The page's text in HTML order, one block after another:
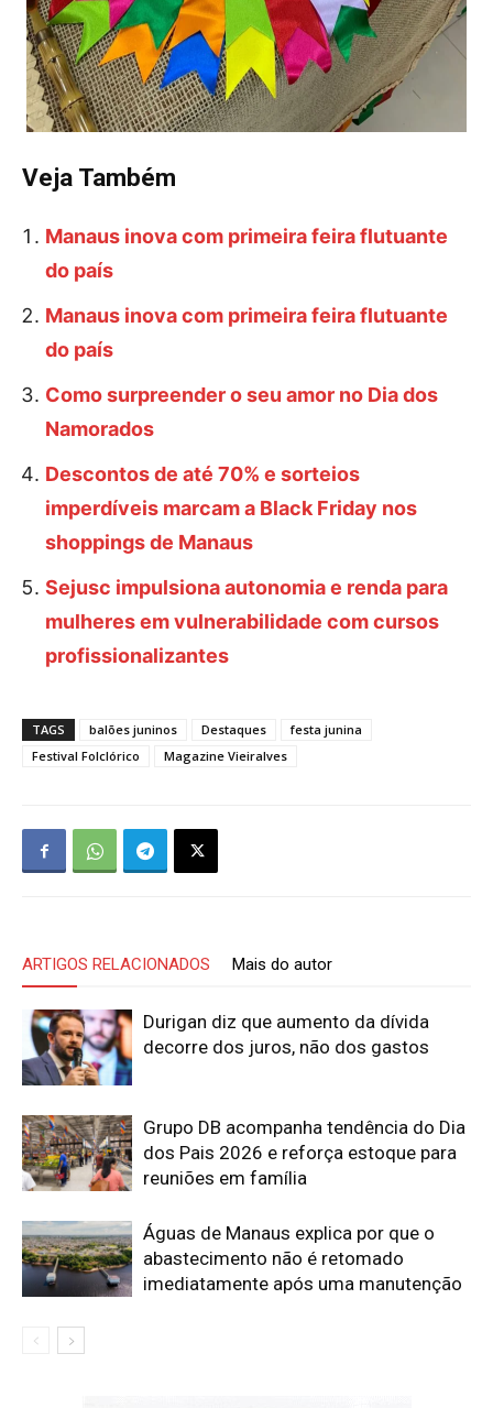
Veja Também
Manaus inova com primeira feira flutuante
do país
Manaus inova com primeira feira flutuante
do país
Como surpreender o seu amor no Dia dos
Namorados
Descontos de até 70% e sorteios
imperdíveis marcam a Black Friday nos
shoppings de Manaus
Sejusc impulsiona autonomia e renda para
mulheres em vulnerabilidade com cursos
profissionalizantes
TAGS balões juninos Destaques
festa junina
Festival Folclórico
Magazine Vieiralves
ARTIGOS RELACIONADOS Mais do autor
Durigan diz que aumento da dívida
decorre dos juros, não dos gastos
Grupo DB acompanha tendência do Dia
dos Pais 2026 e reforça estoque para
reuniões em família
Águas de Manaus explica por que o
abastecimento não é retomado
imediatamente após uma manutenção